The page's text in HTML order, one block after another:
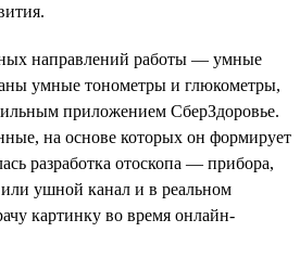
направлений работы — умные
умные тонометры и глюкометры,
приложением СберЗдоровье.
на основе которых он формирует
разработка отоскопа — прибора,
ушной канал и в реальном
картинку во время онлайн-